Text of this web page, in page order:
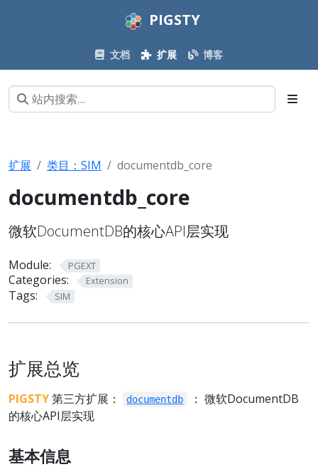
PIGSTY
文档 扩展 博客
扩展 类目：SIM documentdb_core
documentdb_core
微软DocumentDB的核心API层实现
Module: PGEXT
Categories: Extension
Tags: SIM
扩展总览
PIGSTY第三方扩展： documentdb
： 微软DocumentDB
的核心API层实现
基本信息